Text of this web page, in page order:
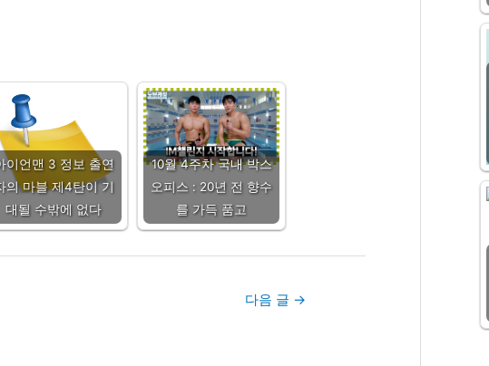
이언맨 3 정보 출연
의 마블 제4탄이 기
대될 수밖에 없다
10월 4주차 국내 박스
오피스 : 20년 전 향수
를 가득 품고
다음 글 →